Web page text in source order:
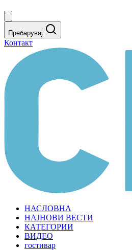
Пребарувај
Контакт
НАСЛОВНА
НАЈНОВИ ВЕСТИ
КАТЕГОРИИ
ВИДЕО
гостивар